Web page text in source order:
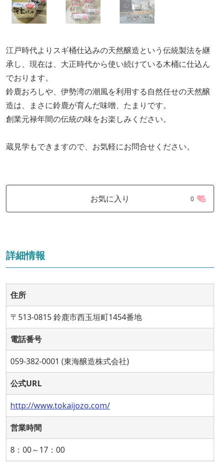
江戸時代よりスギ桶仕込みの天然醸造という伝統製法を継
承し、現在は、大正時代から使い続けている木桶に仕込ん
でおります。
鈴鹿おろしや、伊勢湾の潮風を利用する自然任せの天然醸
造は、まさに鈴鹿が育んだ味噌、たまりです。
創業元禄年間の伝統の味をお楽しみください。
蔵見学もできますので、お気軽にお問合せください。
お気に入り 0
詳細情報
住所
〒513-0815 鈴鹿市西玉垣町1454番地
電話番号
059-382-0001 (東海醸造株式会社)
公式URL
http://www.tokaijozo.com/
営業時間
8：00～17：00